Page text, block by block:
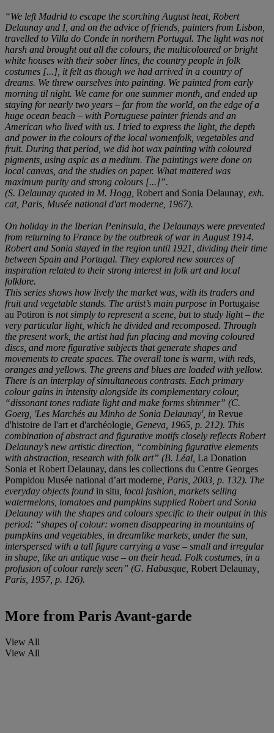
“We left Madrid to escape the scorching August heat, Robert
Delaunay and I, and on the advice of friends, painters from Lisbon,
travelled to Villa do Conde in northern Portugal. The light was not
harsh and brought out all the colours, the multicoloured or bright
white houses with their sober lines, the country people in folk
costumes [...], it felt as though we had arrived in a country of
dreams. We threw ourselves into painting. We painted from early
morning til night. We came for one summer month, and ended up
staying for nearly two years – far from the world, on the edge of a
huge ocean beach – with Portuguese painter friends and an
American who lived with us. I tried to express the light, the depth
and power in the colours of the local womenfolk, vegetables and
fruit. During that period, we did hot wax painting with coloured
pigments, using aspic as a medium. The paintings were done on
local canvas, and the studies on paper. What mattered was
maximum purity and strong colours [...]”.
(S. Delaunay quoted in M. Hogg, Robert and Sonia Delaunay , exh.
cat, Paris, Musée national d'art moderne, 1967).
On holiday in the Iberian Peninsula, the Delaunays were prevented
from returning to France by the outbreak of war in August 1914.
Robert and Sonia stayed in the region until 1921, dividing their time
between Spain and Portugal. They explored new sources of
inspiration related to their strong interest in folk art and local
folklore.
This series shows how lively the market was, with its traders and
fruit and vegetable stands. The artist’s main purpose in Portugaise
au Potiron is not simply to represent a scene, but to study light – the
very particular light, which he divided and recomposed. Through
the present work, the artist had fun placing and moving coloured
discs, and more figurative subjects that generate shapes and
movements to create spaces. The overall tone is warm, with reds,
oranges and yellows. The greens and blues are loaded with yellow.
There is an interplay of simultaneous contrasts. Each primary
colour gains in intensity alongside its complementary colour,
“dissonant tones radiate light and make forms shimmer” (C.
Goerg, 'Les Marchés au Minho de Sonia Delaunay', in Revue
d'histoire de l'art et d'archéologie , Geneva, 1965, p. 212). This
combination of abstract and figurative motifs closely reflects Robert
Delaunay’s new artistic direction, “combining figurative elements
with abstraction, research with folk art” (B. Léal, La Donation
Sonia et Robert Delaunay, dans les collections du Centre Georges
Pompidou Musée national d’art moderne , Paris, 2003, p. 132). The
everyday objects found in situ , local fashion, markets selling
watermelons, tomatoes and pumpkins supplied Robert and Sonia
Delaunay with the shapes and colours specific to their output in this
period: “shapes of colour: women disappearing in mountains of
pumpkins and vegetables, in dreamlike markets, under the sun,
interspersed with a tall figure carrying a vase – small and irregular
in shape, like an antique vase – on their head. Folk costumes, in a
profusion of colour rarely seen” (G. Habasque, Robert Delaunay
Paris, 1957, p. 126).
More from Paris Avant-garde
View All
View All